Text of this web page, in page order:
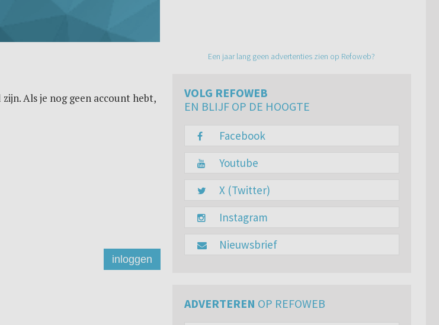
Als je nog geen account hebt,
inloggen
Een jaar lang geen advertenties zien op Refoweb?
VOLG REFOWEB
EN BLIJF OP DE HOOGTE
Facebook
Youtube
X (Twitter)
Instagram
Nieuwsbrief
ADVERTEREN OP REFOWEB